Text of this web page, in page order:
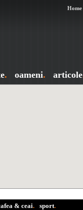
Home
. oameni. articole
& ceai. sport.